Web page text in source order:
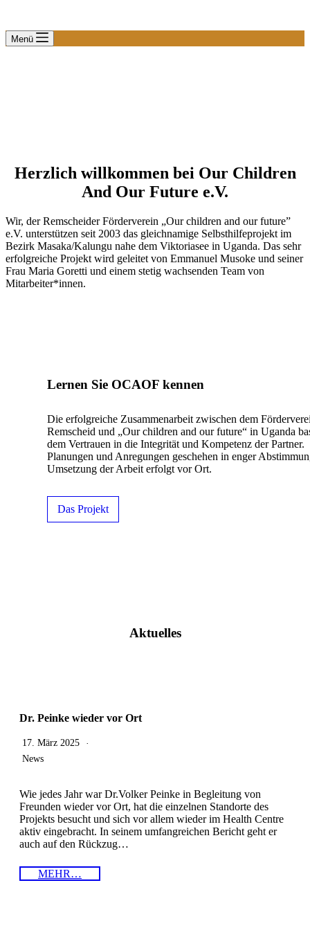
Menü
Herzlich willkommen bei Our Children
And Our Future e.V.
Wir, der Remscheider Förderverein „Our children and our future”
e.V. unterstützen seit 2003 das gleichnamige Selbsthilfeprojekt im
Bezirk Masaka/Kalungu nahe dem Viktoriasee in Uganda. Das sehr
erfolgreiche Projekt wird geleitet von Emmanuel Musoke und seiner
Frau Maria Goretti und einem stetig wachsenden Team von
Mitarbeiter*innen.
Lernen Sie OCAOF kennen
Die erfolgreiche Zusammenarbeit zwischen dem
Remscheid und „Our children and our future“ in Uganda
dem Vertrauen in die Integrität und Kompetenz der Partner.
Planungen und Anregungen geschehen in enger
Umsetzung der Arbeit erfolgt vor Ort.
Das Projekt
Aktuelles
Dr. Peinke wieder vor Ort
17. März 2025
News
Wie jedes Jahr war Dr.Volker Peinke in Begleitung von
Freunden wieder vor Ort, hat die einzelnen Standorte des
Projekts besucht und sich vor allem wieder im Health Centre
aktiv eingebracht. In seinem umfangreichen Bericht geht er
auch auf den Rückzug…
MEHR…